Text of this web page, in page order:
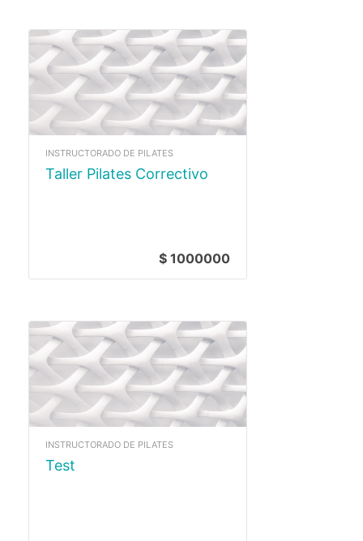
INSTRUCTORADO DE PILATES
Taller Pilates Correctivo
$ 1000000
INSTRUCTORADO DE PILATES
test